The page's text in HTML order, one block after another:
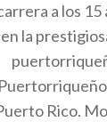
a los 15
en la
Puertorriqueño
Rico.